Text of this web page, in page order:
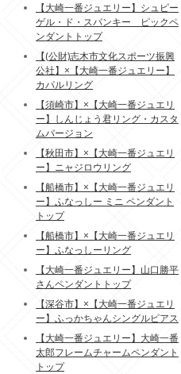
【大崎一番ジュエリー】シュピー
ゲル・ド・スパンキー ピックペ
ンダントトップ
【(公財)志木市文化スポーツ振興
公社】×【大崎一番ジュエリー】
カパルリング
【須崎市】×【大崎一番ジュエリ
ー】しんじょう君リング・カスタ
ムバージョン
【秋田市】×【大崎一番ジュエリ
ー】ニャジロウリング
【船橋市】×【大崎一番ジュエリ
ー】ふなっしー ミニ ペンダント
トップ
【船橋市】×【大崎一番ジュエリ
ー】ふなっしーリング
【大崎一番ジュエリー】山口勝平
さんペンダントトップ
【深谷市】×【大崎一番ジュエリ
ー】ふっかちゃんシングルピアス
【大崎一番ジュエリー】大崎一番
太郎フレームチャームペンダント
トップ